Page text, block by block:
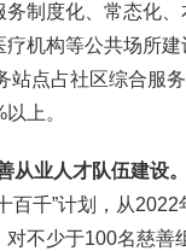
务制度化、常态化
机构等公共场所
站点占社区综合服
上。
从业人才队伍建设。
百千”计划，从
不少于100名慈